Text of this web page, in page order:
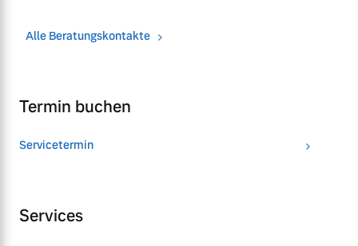
Alle Beratungskontakte
Termin buchen
Servicetermin
Services